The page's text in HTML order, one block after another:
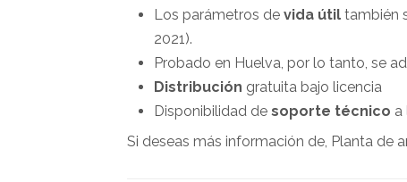
Los parámetros de vida útil también
2021).
Probado en Huelva, por lo tanto, se
Distribución gratuita bajo licencia
Disponibilidad de soporte técnico a
Si deseas más información de, Planta de